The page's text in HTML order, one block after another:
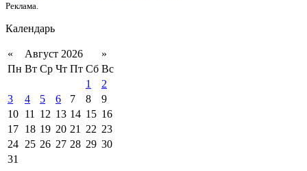
Реклама.
Календарь
« Август 2026
»
Пн Вт Ср Чт Пт Сб Вс
1
2
3
4 5 6 7 8
9
10 11 12 13 14 15 16
17 18 19 20 21 22 23
24 25 26 27 28 29 30
31